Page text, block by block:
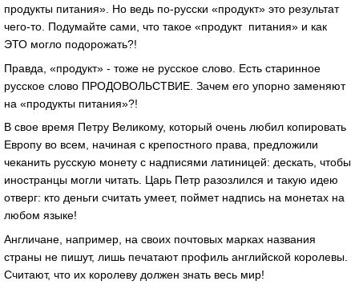
продукты питания». Но ведь по-русски «продукт» это результат
чего-то. Подумайте сами, что такое «продукт питания» и как
ЭТО могло подорожать?!
Правда, «продукт» - тоже не русское слово. Есть старинное
русское слово ПРОДОВОЛЬСТВИЕ. Зачем его упорно заменяют
на «продукты питания»?!
В свое время Петру Великому, который очень любил копировать
Европу во всем, начиная с крепостного права, предложили
чеканить русскую монету с надписями латиницей: дескать, чтобы
иностранцы могли читать. Царь Петр разозлился и такую идею
отверг: кто деньги считать умеет, поймет надпись на монетах на
любом языке!
Англичане, например, на своих почтовых марках названия
страны не пишут, лишь печатают профиль английской королевы.
Считают, что их королеву должен знать весь мир!